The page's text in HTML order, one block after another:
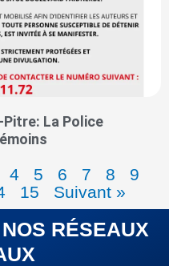
La Police
4 5 6 7 8
9
15 Suivant »
RÉSEAUX